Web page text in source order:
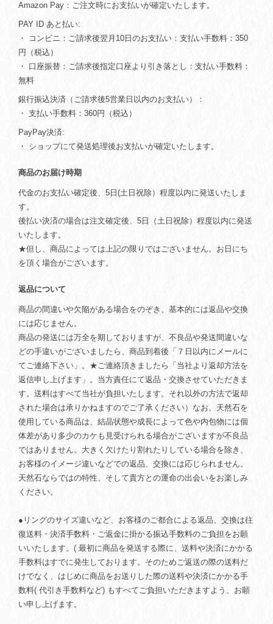
Amazon Pay：ご注文時にお支払いが確定いたします。
PAY ID あと払い:
・ コンビニ：ご請求後翌月10日のお支払い：支払い手数料：350
円（税込）
・ 口座振替：ご請求後指定口座より引き落とし：支払い手数料：
無料
銀行振込決済（ご請求後5営業日以内のお支払い）：
・ 支払い手数料：360円（税込）
PayPay決済:
・ ショップにて発送処理後お支払いが確定いたします。
商品のお届け時期
代金のお支払い確定後、5日(土日祝除）程度以内に発送いたしま
す。
後払い決済の場合は注文確定後、5日（土日祝除）程度以内に発送
いたします。
★但し、商品によっては上記の限りではございません。お日にち
を頂く場合がございます。
返品について
商品の間違いや欠陥がある場合をのぞき、基本的には返品や交換
には応じません。
商品の発送には万全を期しておりますが、不良品や発送間違いな
どの手違いがございましたら、商品到着後「７日以内にメールに
てご連絡下さい」。★ご連絡頂きましたら「当社より返却方法を
返信申し上げます」。当方責任にて返品・交換させていただきま
す。送料はすべて当社が負担いたします。それ以外の方法で返却
された場合は承りかねますのでご了承ください）なお、天然石を
使用している商品は、結晶状態や成長によって色や内包物には個
体差があり多少のカケも見受けられる場合がございますが不良品
ではありません。大きく欠けたり割れたりしている場合を除き、
お客様のイメージ違いなどでの返品、交換には応じられません。
天然石ならではの特性、そして貴方との運命の出会いをお楽しみ
ください。
●リングのサイズ違いなど、お客様のご都合による返品、交換は往
復送料・決済手数料・ご返金に掛かる振込手数料のご負担をお願
いいたします。( 最初に商品を発送する際に、送料や決済にかかる
手数料はすでに発生しております。そのためご返送の際の送料だ
けでなく、はじめに商品をお送りした際の送料や決済にかかる手
数料( 代引き手数料など) もすべてご負担いただきますよう、お願
い申し上げます。